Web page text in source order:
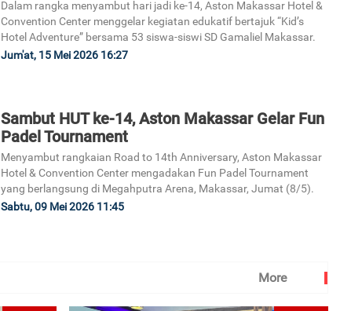
Dalam rangka menyambut hari jadi ke-14, Aston Makassar Hotel &
Convention Center menggelar kegiatan edukatif bertajuk “Kid’s
Hotel Adventure” bersama 53 siswa-siswi SD Gamaliel Makassar.
Jum'at, 15 Mei 2026 16:27
Sambut HUT ke-14, Aston Makassar Gelar Fun
Padel Tournament
Menyambut rangkaian Road to 14th Anniversary, Aston Makassar
Hotel & Convention Center mengadakan Fun Padel Tournament
yang berlangsung di Megahputra Arena, Makassar, Jumat (8/5).
Sabtu, 09 Mei 2026 11:45
More